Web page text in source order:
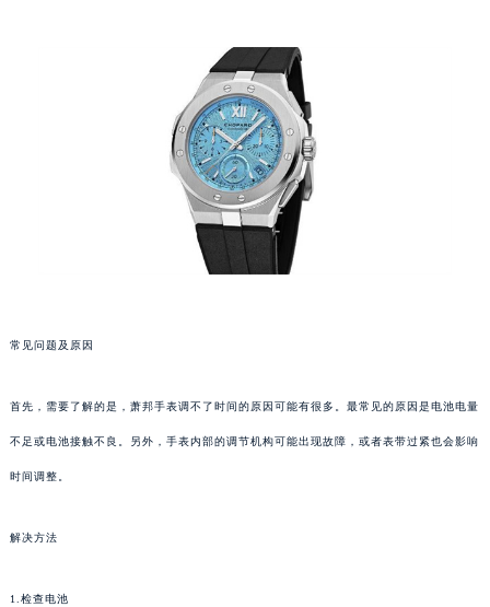
常见问题及原因
首先，需要了解的是，萧邦手表调不了时间的原因可能有很多。最常见的原因是电池电量
不足或电池接触不良。另外，手表内部的调节机构可能出现故障，或者表带过紧也会影响
时间调整。
解决方法
1.检查电池